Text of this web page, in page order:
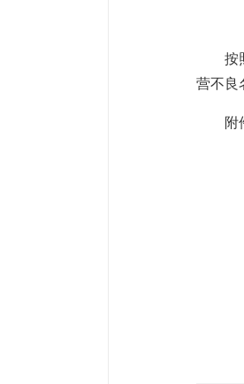
按
营不良
附